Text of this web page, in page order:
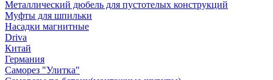
Металлический дюбель для пустотелых конструкций
Муфты для шпильки
Насадки магнитные
Driva
Китай
Германия
Саморез "Улитка"